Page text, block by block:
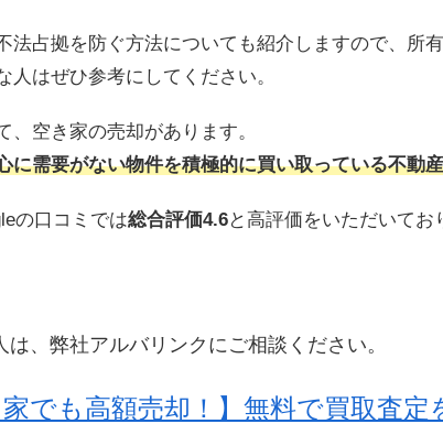
法占拠を防ぐ方法についても紹介しますので、所
はぜひ参考にしてください。
空き家の売却があります。
に需要がない物件を積極的に買い取っている不動
の口コミでは総合評価4.6と高評価をいただいてお
、弊社アルバリンクにご相談ください。
でも高額売却！】無料で買取査定